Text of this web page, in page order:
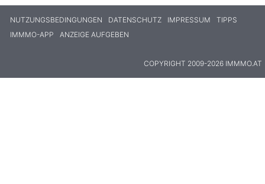
NUTZUNGSBEDINGUNGEN DATENSCHUTZ IMPRESSUM
TIPPS
IMMMO-APP
ANZEIGE AUFGEBEN
COPYRIGHT 2009-2026 IMMMO.AT